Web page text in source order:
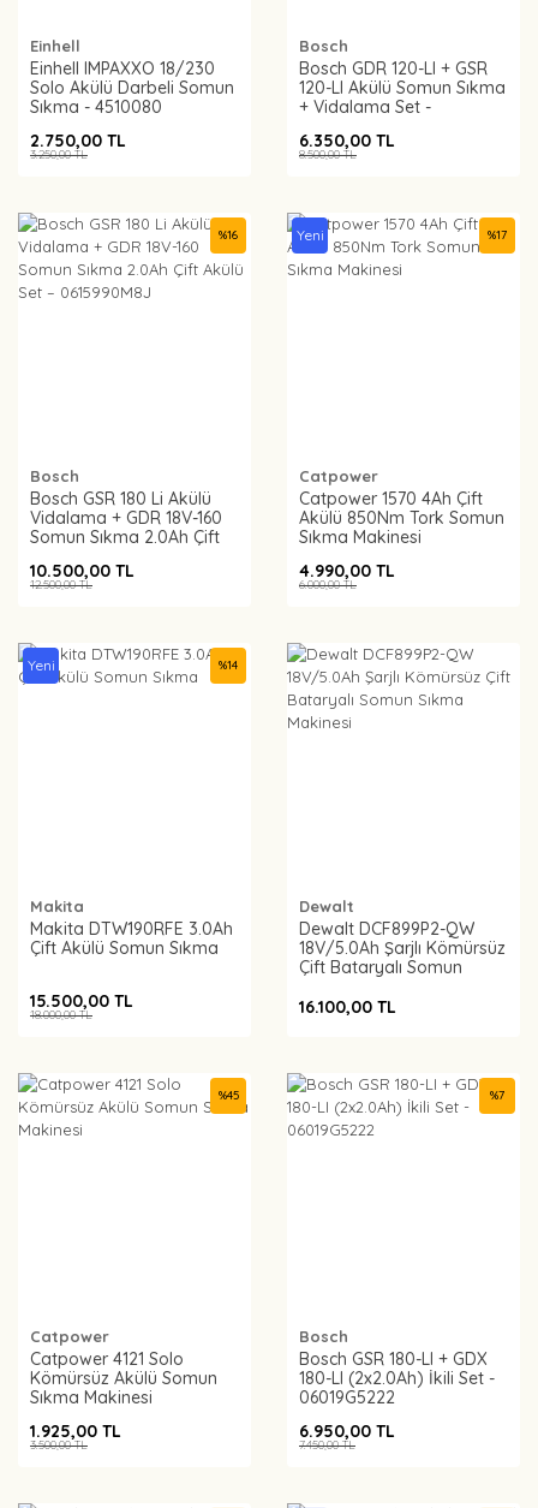
Einhell
Einhell IMPAXXO 18/230
Solo Akülü Darbeli Somun
Sıkma - 4510080
2.750,00 TL
3.250,00 TL
Bosch
Bosch GDR 120-LI + GSR
120-LI Akülü Somun Sıkma
+ Vidalama Set -
6.350,00 TL
8.500,00 TL
Bosch
Bosch GSR 180 Li Akülü
Vidalama + GDR 18V-160
Somun Sıkma 2.0Ah Çift
%16
10.500,00 TL
12.500,00 TL
Yeni
Catpower
Catpower 1570 4Ah Çift
Akülü 850Nm Tork Somun
Sıkma Makinesi
%17
4.990,00 TL
6.000,00 TL
Yeni
Makita
Makita DTW190RFE 3.0Ah
Çift Akülü Somun Sıkma
%14
15.500,00 TL
18.000,00 TL
Dewalt
Dewalt DCF899P2-QW
18V/5.0Ah Şarjlı Kömürsüz
Çift Bataryalı Somun
16.100,00 TL
Catpower
Catpower 4121 Solo
Kömürsüz Akülü Somun
Sıkma Makinesi
%45
1.925,00 TL
3.500,00 TL
Bosch
Bosch GSR 180-LI + GDX
180-LI (2x2.0Ah) İkili Set -
06019G5222
%7
6.950,00 TL
7.450,00 TL